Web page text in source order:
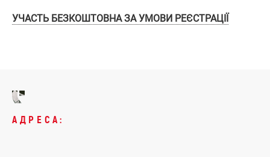
УЧАСТЬ БЕЗКОШТОВНА ЗА УМОВИ РЕЄСТРАЦІЇ
АДРЕСА: